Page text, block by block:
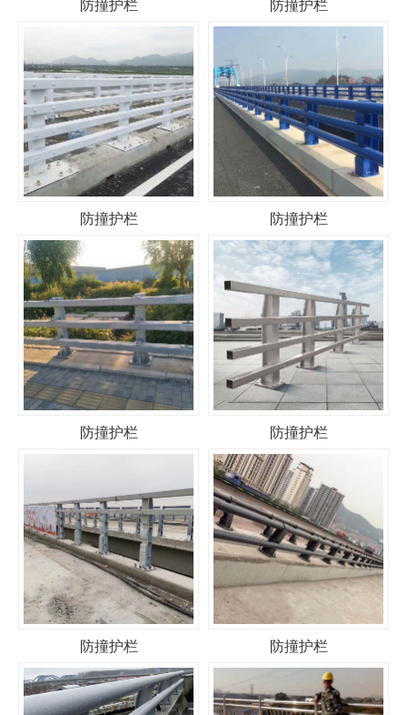
防撞护栏 防撞护栏
防撞护栏 防撞护栏
防撞护栏 防撞护栏
防撞护栏 防撞护栏